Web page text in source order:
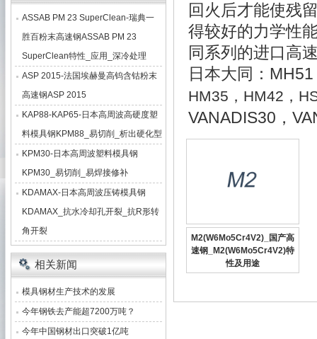
回火后才能使残
得较好的力学性
同系列的进口高
日本大同：
HM35，HM42，
VANADIS30，
M2(W6Mo5Cr4V2)_国产高
速钢_M2(W6Mo5Cr4V2)特
性及用途
ASSAB PM 23 SuperClean-瑞典一
胜百粉末高速钢ASSAB PM 23
SuperClean特性_应用_深冷处理
ASP 2015-法国埃赫曼高钨含钴粉末
高速钢ASP 2015
KAP88-KAP65-日本高周波高硬度塑
料模具钢KPM88_易切削_析出硬化型
KPM30-日本高周波塑料模具钢
KPM30_易切削_易焊接修补
KDAMAX-日本高周波压铸模具钢
KDAMAX_抗水冷却孔开裂_抗R形转
角开裂
相关新闻
模具钢材生产技术的发展
今年钢铁去产能超7200万吨？
今年中国钢材出口突破1亿吨